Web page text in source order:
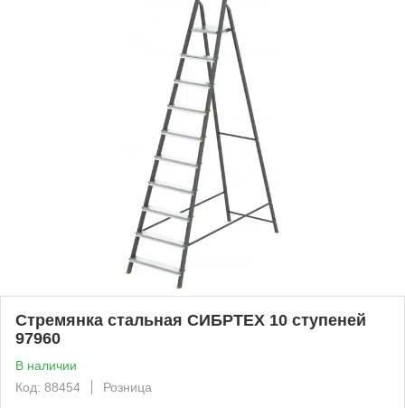
Стремянка стальная СИБРТЕХ 10 ступеней
97960
В наличии
Код: 88454
Розница